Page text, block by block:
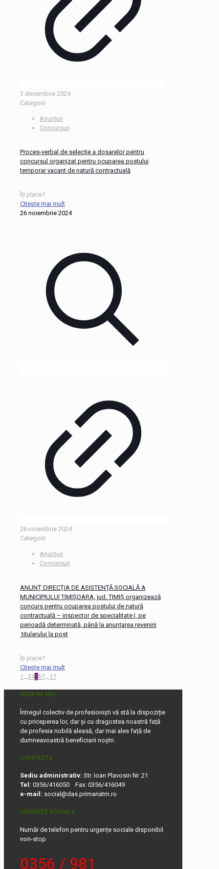
3 decembrie 2024
Categorii
Anunțuri
Concursuri
Proces-verbal de selecție a dosarelor pentru
concursul organizat pentru ocuparea postului
temporar vacant de natură contractuală
Îți place?
Citește mai mult
26 noiembrie 2024
26 noiembrie 2024
Categorii
Anunțuri
Concursuri
ANUNȚ DIRECŢIA DE ASISTENŢĂ SOCIALĂ A
MUNICIPIULUI TIMIŞOARA, jud. TIMIȘ organizează
concurs pentru ocuparea postului de natură
contractuală – inspector de specialitate I, pe
perioadă determinată, până la anunțarea revenirii
titularului la post
Îți place?
Citește mai mult
1
34567 17
DESPRE NOI
Întregul colectiv de profesioniști vă stă la dispoziție
cu priceperea lor, dar și cu dragostea noastră față
de profesia nobilă aleasă, dar mai ales față de
dumneavoastră beneficiarii noștri.
CONTACTE
Sediu administrativ: Str. Ioan Plavosin Nr. 21
Tel: 0356/416050 Fax: 0356/416049
e-mail: social@das.primariatm.ro
URGENȚE SOCIALE
Număr de telefon pentru urgențe sociale disponibil
non-stop
0356 / 981